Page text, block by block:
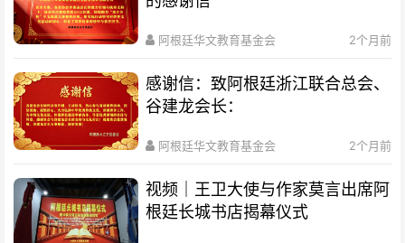
阿根廷华文教育基金会 2个月前
感谢信：致阿根廷浙江联合总会、
谷建龙会长：
阿根廷华文教育基金会 2个月前
视频｜王卫大使与作家莫言出席阿
根廷长城书店揭幕仪式